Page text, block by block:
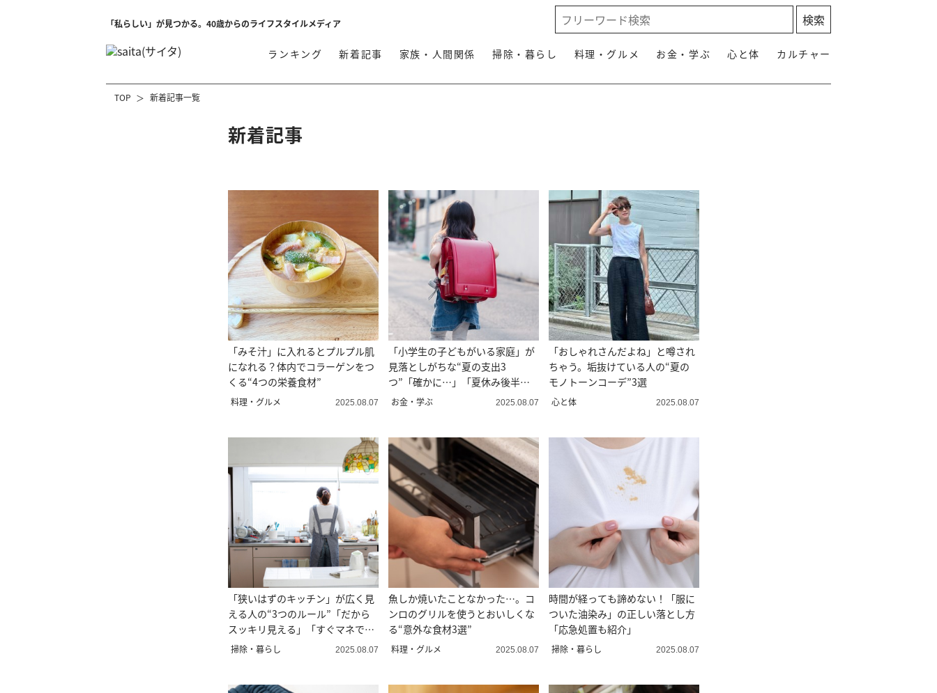
「私らしい」が見つかる。40歳からのライフスタイルメディア
ランキング 新着記事 家族・人間関係 掃除・暮らし 料理・グルメ お金・学ぶ 心と体 カルチャー
TOP 新着記事一覧
新着記事
「みそ汁」に入れるとプルプル肌
になれる？体内でコラーゲンをつ
くる“4つの栄養食材”
料理・グルメ 2025.08.07
「小学生の子どもがいる家庭」が
見落としがちな“夏の支出3
つ”「確かに…」「夏休み後半は
要注意」
お金・学ぶ 2025.08.07
「おしゃれさんだよね」と噂され
ちゃう。垢抜けている人の“夏の
モノトーンコーデ”3選
心と体 2025.08.07
「狭いはずのキッチン」が広く見
える人の“3つのルール”「だから
スッキリ見える」「すぐマネでき
る」
掃除・暮らし 2025.08.07
魚しか焼いたことなかった…。コ
ンロのグリルを使うとおいしくな
る“意外な食材3選”
料理・グルメ 2025.08.07
時間が経っても諦めない！「服に
ついた油染み」の正しい落とし方
「応急処置も紹介」
掃除・暮らし 2025.08.07